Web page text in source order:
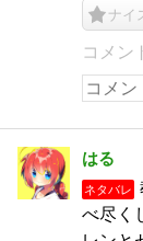
ナイ
コメン
はる
ネタバレ
べ尽く